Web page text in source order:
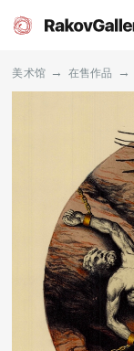
CN
关于我们
美术馆 → 在售作品 →